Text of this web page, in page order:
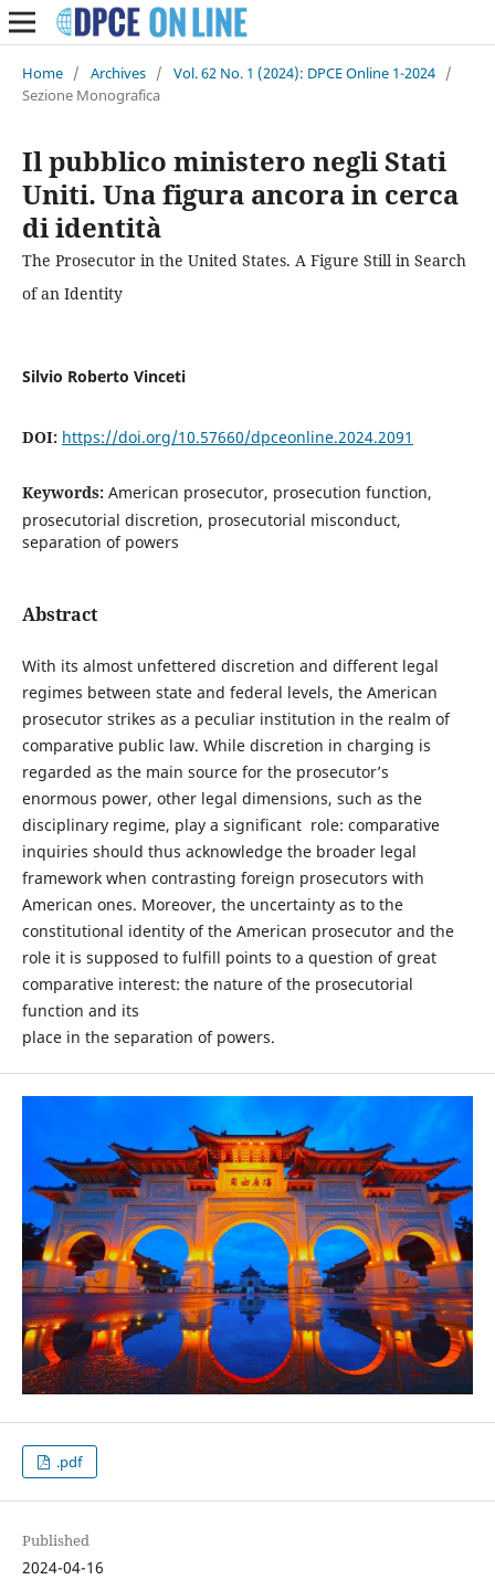
Home / Archives / Vol. 62 No. 1 (2024): DPCE Online 1-2024 /
Sezione Monografica
Il pubblico ministero negli Stati
Uniti. Una figura ancora in cerca
di identità
The Prosecutor in the United States. A Figure Still in Search
of an Identity
Silvio Roberto Vinceti
DOI: https://doi.org/10.57660/dpceonline.2024.2091
Keywords: American prosecutor, prosecution function,
prosecutorial discretion, prosecutorial misconduct,
separation of powers
Abstract
With its almost unfettered discretion and different legal
regimes between state and federal levels, the American
prosecutor strikes as a peculiar institution in the realm of
comparative public law. While discretion in charging is
regarded as the main source for the prosecutor’s
enormous power, other legal dimensions, such as the
disciplinary regime, play a significant role: comparative
inquiries should thus acknowledge the broader legal
framework when contrasting foreign prosecutors with
American ones. Moreover, the uncertainty as to the
constitutional identity of the American prosecutor and the
role it is supposed to fulfill points to a question of great
comparative interest: the nature of the prosecutorial
function and its
place in the separation of powers.
.pdf
Published
2024-04-16